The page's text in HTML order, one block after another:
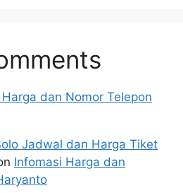
dan Nomor Telepon
Jadwal dan Harga Tiket
Infomasi Harga dan